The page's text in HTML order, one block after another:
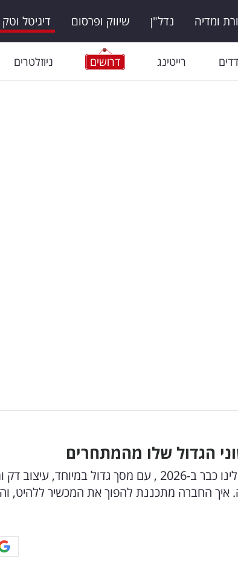
ומדיה נדל"ן שיווק ופרסום דיגיטל וטק
רייטינג דרושים ניוזלטרים
הגדול שלו מהמתחרים
האייפון המתקפל הראשון של אפל עשוי להגיע אלינו כבר ב-2026 , עם מסך
איך החברה מתכננת להפוך את המכשיר ללהיט,